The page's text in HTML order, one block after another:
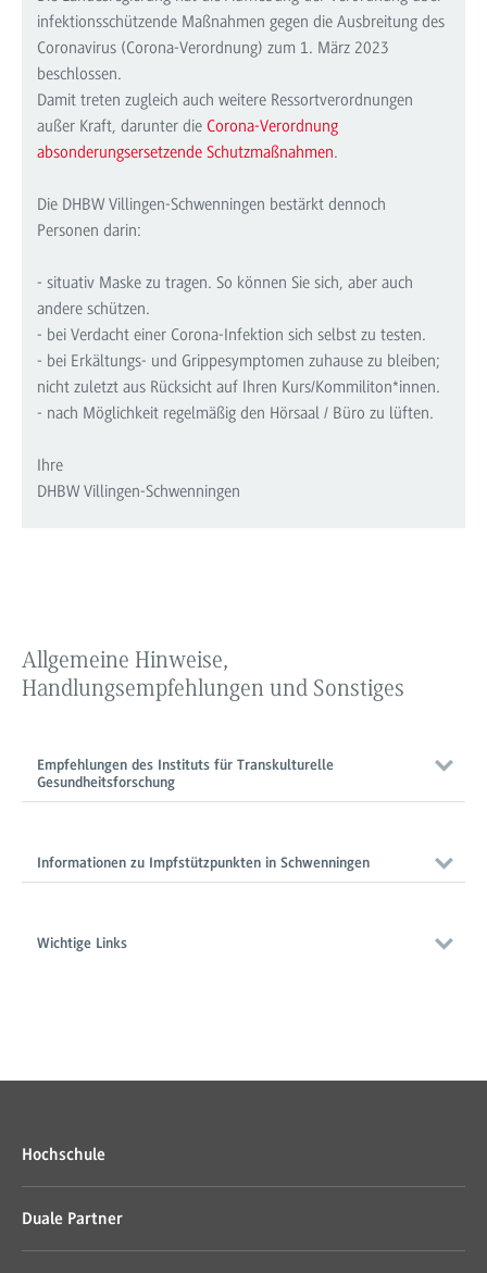
infektionsschützende Maßnahmen gegen die Ausbreitung des
Coronavirus (Corona-Verordnung) zum 1. März 2023
beschlossen.
Damit treten zugleich auch weitere Ressortverordnungen
außer Kraft, darunter die Corona-Verordnung
absonderungsersetzende Schutzmaßnahmen.
Die DHBW Villingen-Schwenningen bestärkt dennoch
Personen darin:
- situativ Maske zu tragen. So können Sie sich, aber auch
andere schützen.
- bei Verdacht einer Corona-Infektion sich selbst zu testen.
- bei Erkältungs- und Grippesymptomen zuhause zu bleiben;
nicht zuletzt aus Rücksicht auf Ihren Kurs/Kommiliton*innen.
- nach Möglichkeit regelmäßig den Hörsaal / Büro zu lüften.
Ihre
DHBW Villingen-Schwenningen
Allgemeine Hinweise,
Handlungsempfehlungen und Sonstiges
Empfehlungen des Instituts für Transkulturelle
Gesundheitsforschung
Informationen zu Impfstützpunkten in Schwenningen
Wichtige Links
Hochschule
Duale Partner